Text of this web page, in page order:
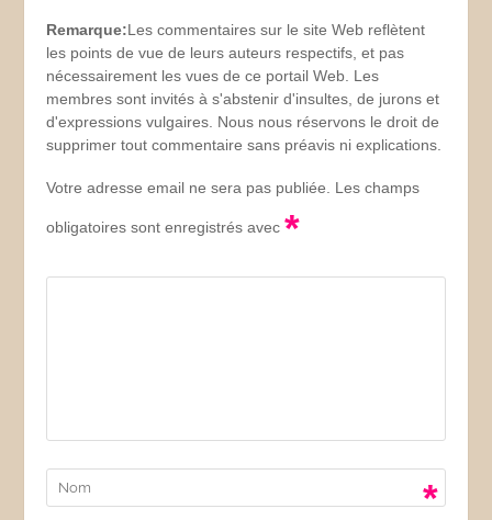
Remarque:Les commentaires sur le site Web reflètent
les points de vue de leurs auteurs respectifs, et pas
nécessairement les vues de ce portail Web. Les
membres sont invités à s'abstenir d'insultes, de jurons et
d'expressions vulgaires. Nous nous réservons le droit de
supprimer tout commentaire sans préavis ni explications.
Votre adresse email ne sera pas publiée. Les champs
obligatoires sont enregistrés avec*
*